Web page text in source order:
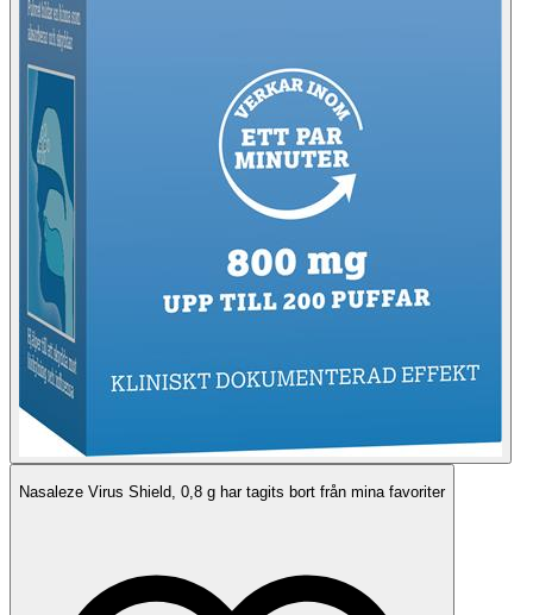
Nasaleze Virus Shield, 0,8 g har tagits bort från mina favoriter